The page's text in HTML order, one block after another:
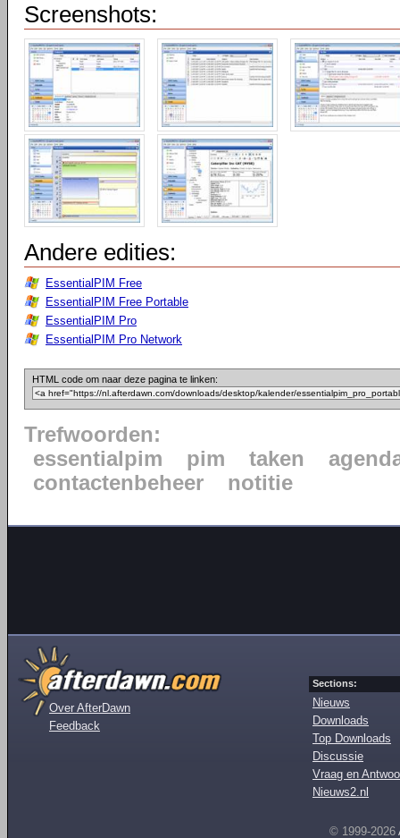
Screenshots:
Andere edities:
EssentialPIM Free
EssentialPIM Free Portable
EssentialPIM Pro
EssentialPIM Pro Network
HTML code om naar deze pagina te linken:
Trefwoorden:
essentialpim
pim taken
contactenbeheer
notitie
Over AfterDawn
Feedback
Sections:
Nieuws
Downloads
Top Downloads
Discussie
Vraag en
Nieuws2.nl
© 1999-2026